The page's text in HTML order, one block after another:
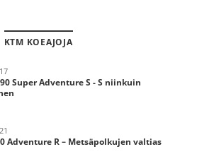
KTM KOEAJOJA
Super Adventure S - S niinkuin
Adventure R – Metsäpolkujen valtias